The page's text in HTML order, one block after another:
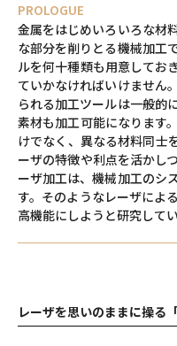
PROLOGUE
金属をはじめいろいろな材
な部分を削りとる機械加工
ルを何十種類も用意してお
ていかなければいけません
られる加工ツールは一般的
素材も加工可能になります
けでなく、異なる材料同士
ーザの特徴や利点を活かし
ーザ加工は、機械加工のシ
す。そのようなレーザによ
高機能にしようと研究して
レーザを思いのままに操る